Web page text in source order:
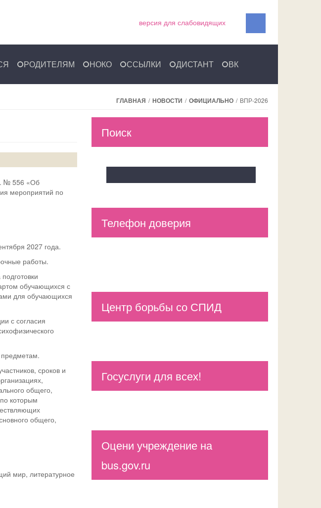
версия для слабовидящих
РОДИТЕЛЯМ НОКО ССЫЛКИ ДИСТАНТ ВК
ГЛАВНАЯ / НОВОСТИ / ОФИЦИАЛЬНО / ВПР-2026
№ 556 «Об
мероприятий по
2027 года.
работы.
обучающихся с
для обучающихся
с согласия
сроков и
общего,
которым
общего,
мир, литературное
Поиск
Телефон доверия
Центр борьбы со СПИД
Госуслуги для всех!
Оцени учреждение на
bus.gov.ru